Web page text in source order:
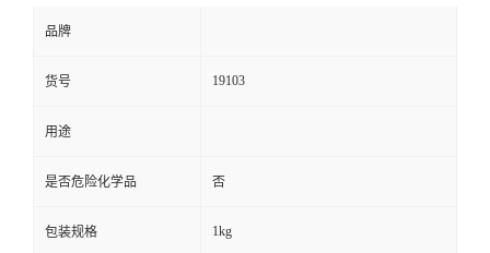
品牌
货号 19103
用途
是否危险化学品 否
包装规格 1kg